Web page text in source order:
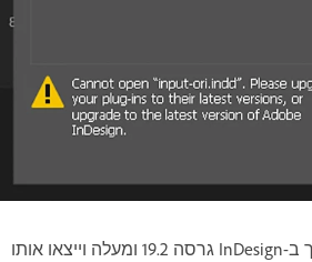
: פתחו את המסמך ב-InDesign גרסה 19.2 ומעלה וייצאו אותו